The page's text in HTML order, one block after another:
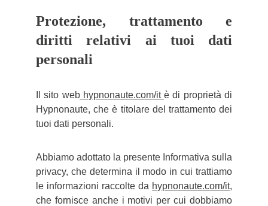
Protezione, trattamento e
diritti relativi ai tuoi dati
personali
Il sito webhypnonaute.com/itè di proprietà di
Hypnonaute, che è titolare del trattamento dei
tuoi dati personali.
Abbiamo adottato la presente Informativa sulla
privacy, che determina il modo in cui trattiamo
le informazioni raccolte da hypnonaute.com/it,
che fornisce anche i motivi per cui dobbiamo